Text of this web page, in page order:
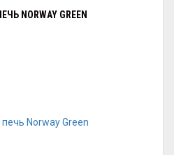
NORWAY GREEN